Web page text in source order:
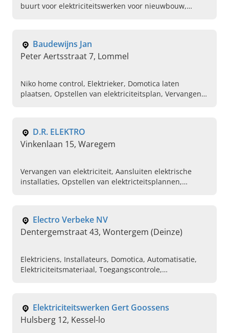
buurt voor elektriciteitswerken voor nieuwbouw,
Baudewijns Jan
Peter Aertsstraat 7, Lommel
Niko home control, Elektrieker, Domotica laten
plaatsen, Opstellen van elektriciteitsplan, Vervangen
D.R. ELEKTRO
Vinkenlaan 15, Waregem
Vervangen van elektriciteit, Aansluiten elektrische
installaties, Opstellen van elektricteitsplannen,
Electro Verbeke NV
Dentergemstraat 43, Wontergem (Deinze)
Elektriciens, Installateurs, Domotica, Automatisatie,
Elektriciteitsmateriaal, Toegangscontrole,
Elektriciteitswerken Gert Goossens
Hulsberg 12, Kessel-lo